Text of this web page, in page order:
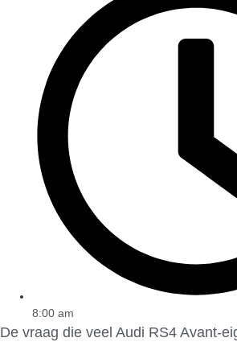
8:00 am
De vraag die veel Audi RS4 Avant-